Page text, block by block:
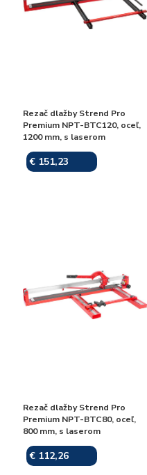
Rezač dlažby Strend Pro
Premium NPT-BTC120, oceľ,
1200 mm, s laserom
€ 151,23
Rezač dlažby Strend Pro
Premium NPT-BTC80, oceľ,
800 mm, s laserom
€ 112,26